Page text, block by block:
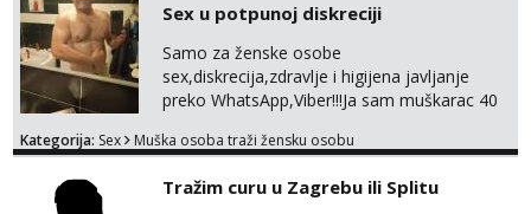
za dopisivanja Za dogovor mi piši direktno na
WhatsApp – ako znaš što želiš, bit će ti
nagrađeno.
Sex u potpunoj diskreciji
Samo za ženske osobe
sex,diskrecija,zdravlje i higijena javljanje
preko WhatsApp,Viber!!!Ja sam muškarac 40
sve stvar dogovora otvoren za sve
Kategorija: Sex Muška osoba traži žensku osobu
Tražim curu u Zagrebu ili Splitu